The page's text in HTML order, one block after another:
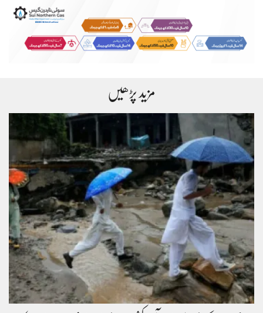
مزید پڑھیں